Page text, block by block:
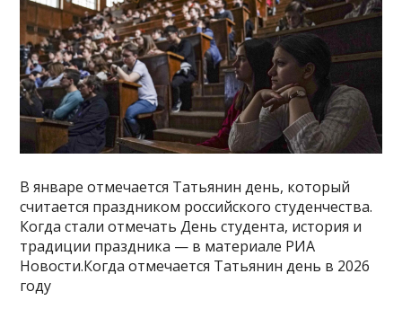
В январе отмечается Татьянин день, который
считается праздником российского студенчества.
Когда стали отмечать День студента, история и
традиции праздника — в материале РИА
Новости.Когда отмечается Татьянин день в 2026
году